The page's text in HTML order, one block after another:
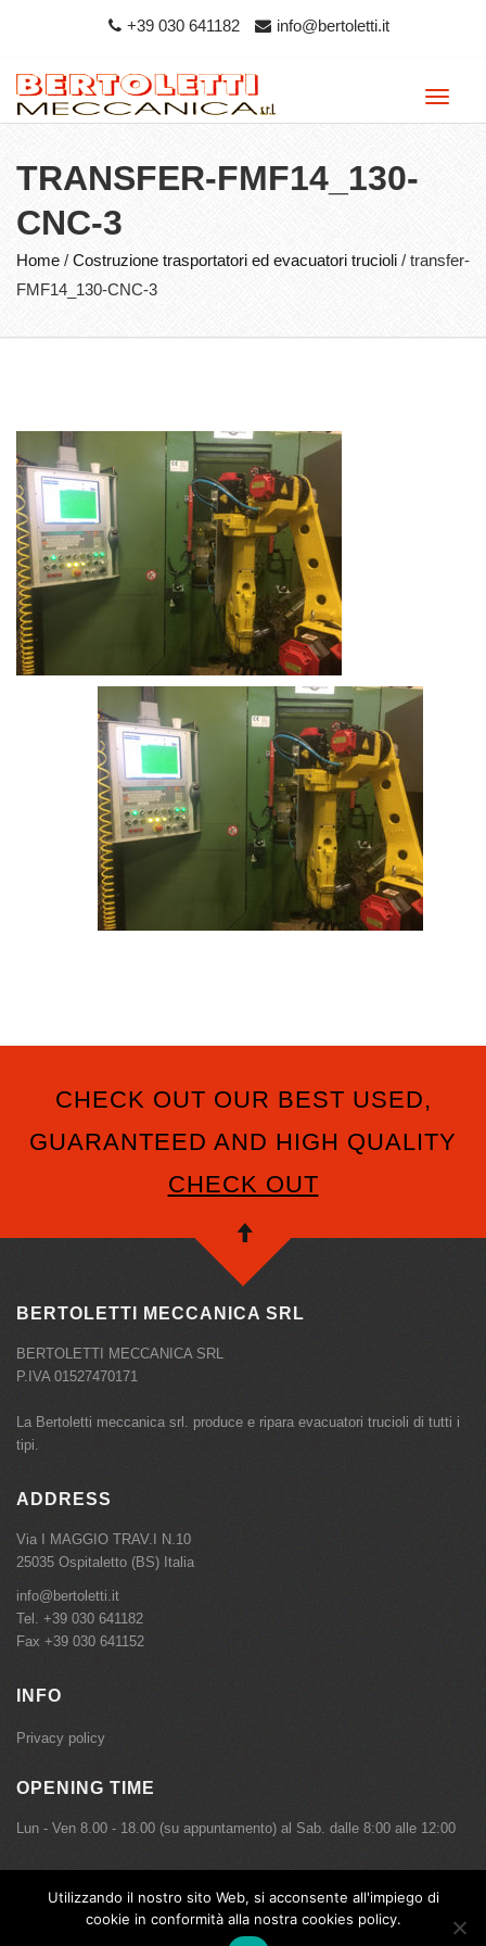
+39 030 641182 info@bertoletti.it
Toggle
TRANSFER-FMF14_130-
CNC-3
Home / Costruzione trasportatori ed evacuatori trucioli / transfer-
FMF14_130-CNC-3
CHECK OUT OUR BEST USED,
GUARANTEED AND HIGH QUALITY
CHECK OUT
BERTOLETTI MECCANICA SRL
BERTOLETTI MECCANICA SRL
P.IVA 01527470171
La Bertoletti meccanica srl. produce e ripara evacuatori trucioli di tutti i
tipi.
ADDRESS
Via I MAGGIO TRAV.I N.10
25035 Ospitaletto (BS) Italia
info@bertoletti.it
Tel. +39 030 641182
Fax +39 030 641152
INFO
Privacy policy
OPENING TIME
Lun - Ven 8.00 - 18.00 (su appuntamento) al Sab. dalle 8:00 alle 12:00
Copyright © Bertoletti Meccanica Srl - P.IVA 01527470171 - Tutti i diritti sono riservati.
Utilizzando il nostro sito Web, si acconsente all'impiego di
cookie in conformità alla nostra cookies policy.